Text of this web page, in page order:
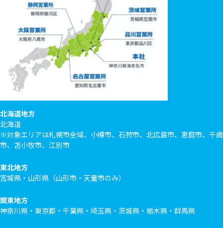
北海道地方
北海道
※対象エリアは札幌市全域、小樽市、石狩市、北広島市、恵庭市、千歳
市、苫小牧市、江別市
東北地方
宮城県・山形県（山形市・天童市のみ）
関東地方
神奈川県・東京都・千葉県・埼玉県・茨城県・栃木県・群馬県